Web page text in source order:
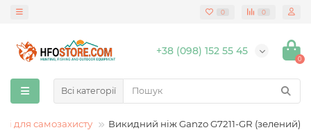
0 0
+38 (098) 152 55 45
0
Всі категорії
для самозахисту Викидний ніж Ganzo G7211-GR (зелений)